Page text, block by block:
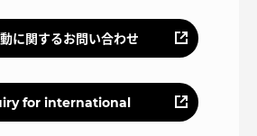
に関するお問い合わせ
for international